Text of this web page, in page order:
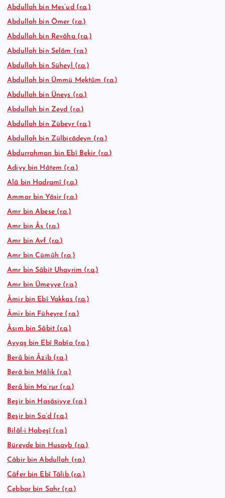
Abdullah bin Mes’ud (r.a.)
Abdullah bin Ömer (r.a.)
Abdullah bin Revâha (r.a.)
Abdullah bin Selâm (r.a.)
Abdullah bin Süheyl (r.a.)
Abdullah bin Ümmü Mektûm (r.a.)
Abdullah bin Üneys (r.a.)
Abdullah bin Zeyd (r.a.)
Abdullah bin Zübeyr (r.a.)
Abdullah bin Zülbicâdeyn (r.a.)
Abdurrahman bin Ebî Bekir (r.a.)
Adiyy bin Hâtem (r.a.)
Alâ bin Hadramî (r.a.)
Ammar bin Yâsir (r.a.)
Amr bin Abese (r.a.)
Amr bin Âs (r.a.)
Amr bin Avf (r.a.)
Amr bin Cümûh (r.a.)
Amr bin Sâbit Uhayrim (r.a.)
Amr bin Ümeyye (r.a.)
Âmir bin Ebî Vakkas (r.a.)
Âmir bin Füheyre (r.a.)
Âsım bin Sâbit (r.a.)
Ayyaş bin Ebî Rabîa (r.a.)
Berâ bin Âzib (r.a.)
Berâ bin Mâlik (r.a.)
Berâ bin Ma’rur (r.a.)
Beşir bin Hasâsiyye (r.a.)
Beşir bin Sa’d (r.a.)
Bilâl-i Habeşî (r.a.)
Büreyde bin Husayb (r.a.)
Câbir bin Abdullah (r.a.)
Câfer bin Ebî Tâlib (r.a.)
Cebbar bin Sahr (r.a.)